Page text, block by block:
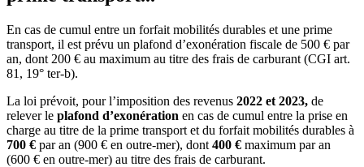
En cas de cumul entre un forfait mobilités durables et une prime
transport, il est prévu un plafond d’exonération fiscale de 500 € par
an, dont 200 € au maximum au titre des frais de carburant (CGI art.
81, 19° ter-b).
La loi prévoit, pour l’imposition des revenus 2022 et 2023, de
relever le plafond d’exonération en cas de cumul entre la prise en
charge au titre de la prime transport et du forfait mobilités durables à
700 € par an (900 € en outre-mer), dont 400 € maximum par an
(600 € en outre-mer) au titre des frais de carburant.